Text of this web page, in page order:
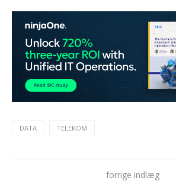
DATA TELEKOM
forrige indlæg